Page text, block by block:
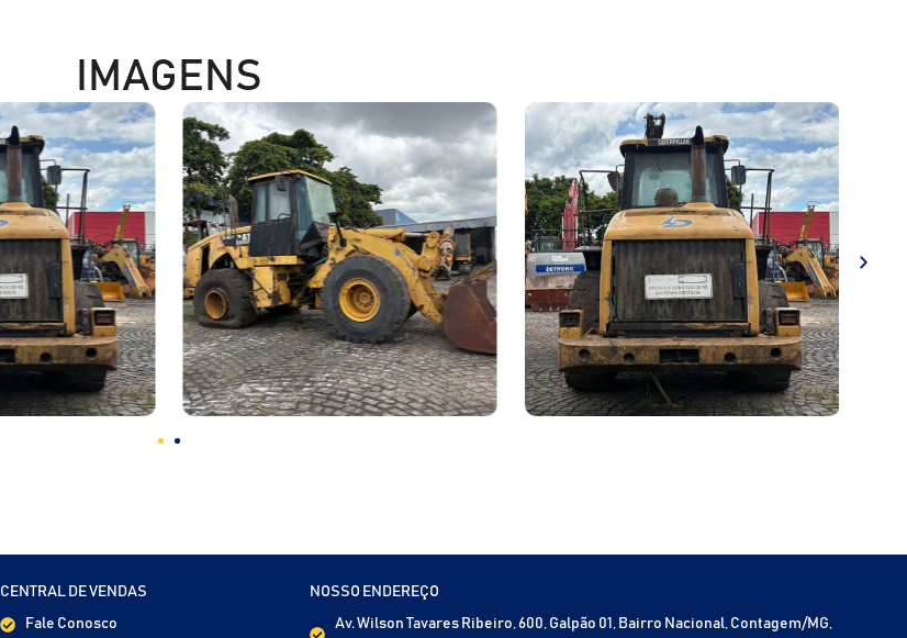
IMAGENS
CENTRAL DE VENDAS
Fale Conosco
NOSSO ENDEREÇO
Av. Wilson Tavares Ribeiro, 600, Galpão 01, Bairro Nacional, Contagem/MG,